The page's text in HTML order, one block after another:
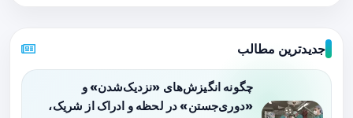
جدیدترین مطالب
چگونه انگیزش‌های «نزدیک‌شدن» و
«دوری‌جستن» در لحظه و ادراک از شریک،